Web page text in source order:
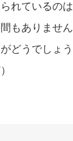
れているの
もありませ
どうでしょ